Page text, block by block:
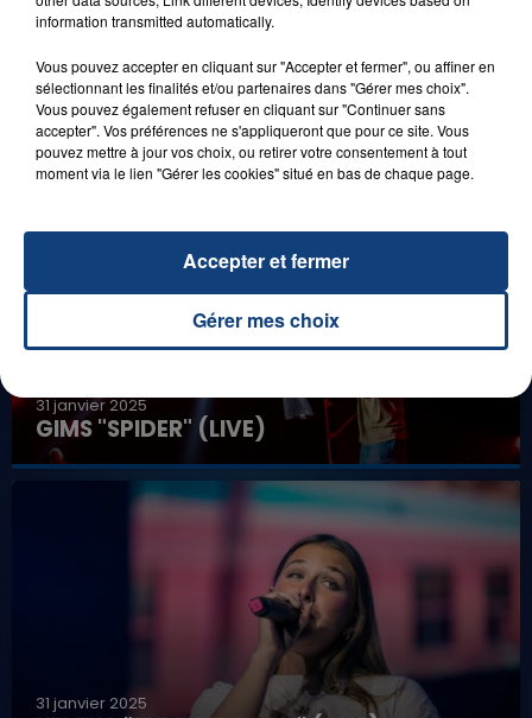
GAGNEZ VOS ENTRÉES POUR TOUTE LA
FAMILLE À PLOPSAQUA !
LES LIVES
31 janvier 2025
GIMS "SPIDER" (LIVE)
31 janvier 2025
information transmitted automatically.
Vous pouvez accepter en cliquant sur "Accepter et fermer", ou affiner en
sélectionnant les finalités et/ou partenaires dans "Gérer mes choix".
Vous pouvez également refuser en cliquant sur "Continuer sans
accepter". Vos préférences ne s'appliqueront que pour ce site. Vous
pouvez mettre à jour vos choix, ou retirer votre consentement à tout
moment via le lien "Gérer les cookies" situé en bas de chaque page.
Gérer mes choix
Accepter et fermer